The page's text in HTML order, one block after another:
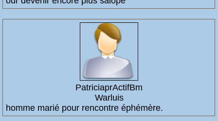
PatriciaprActifBm
Warluis
homme marié pour rencontre éphémère.